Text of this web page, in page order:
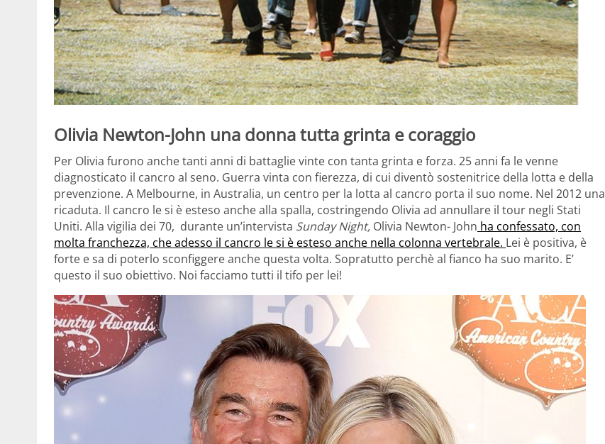
Olivia Newton-John una donna tutta grinta e coraggio
Per Olivia furono anche tanti anni di battaglie vinte con tanta grinta e forza. 25 anni fa le venne
diagnosticato il cancro al seno. Guerra vinta con fierezza, di cui diventò sostenitrice della lotta e della
prevenzione. A Melbourne, in Australia, un centro per la lotta al cancro porta il suo nome. Nel 2012 una
ricaduta. Il cancro le si è esteso anche alla spalla, costringendo Olivia ad annullare il tour negli Stati
Uniti. Alla vigilia dei 70, durante un’intervista Sunday Night, Olivia Newton- John ha confessato, con
molta franchezza, che adesso il cancro le si è esteso anche nella colonna vertebrale. Lei è positiva, è
forte e sa di poterlo sconfiggere anche questa volta. Sopratutto perchè al fianco ha suo marito. E’
questo il suo obiettivo. Noi facciamo tutti il tifo per lei!